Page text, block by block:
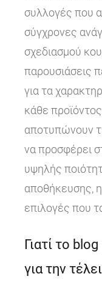
συλλογές που
σύγχρονες
σχεδιασμού
παρουσιάσεις
για τα
κάθε
αποτυπώνουν
να προσφέρει
υψηλής
αποθήκευσης,
επιλογές που
Γιατί το
για την